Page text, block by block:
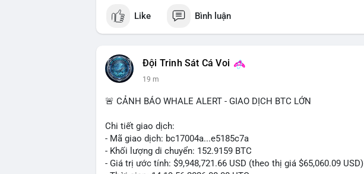
📧 Email: usatrustbuild@gmail.com
📩 Telegram: @UsaTrustBuild
Like Bình luận
Đội Trinh Sát Cá Voi
19 m
🚨 CẢNH BÁO WHALE ALERT - GIAO DỊCH BTC LỚN
Chi tiết giao dịch:
- Mã giao dịch: bc17004a...e5185c7a
- Khối lượng di chuyển: 152.9159 BTC
- Giá trị ước tính: $9,948,721.66 USD (theo thị giá $65,060.09 USD)